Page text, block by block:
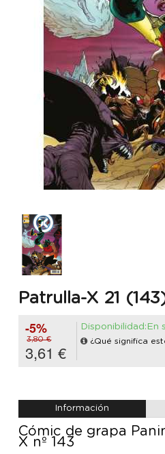
Patrulla-X 21
-5%
3,80 €
3,61 €
Disponibilidad:En
¿Qué significa
Información
Cómic de grapa
X nº 143